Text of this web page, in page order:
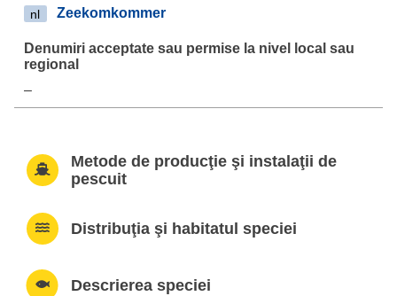
nl Zeekomkommer
–
Metode de producţie şi instalaţii de
pescuit
Distribuţia şi habitatul speciei
Descrierea speciei